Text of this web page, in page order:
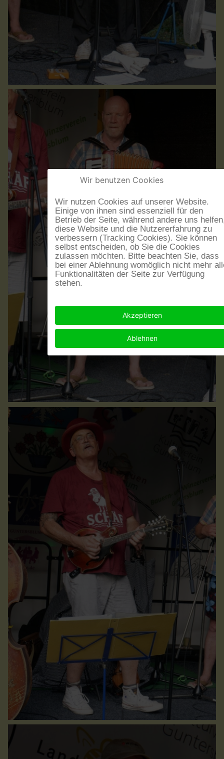
Wir benutzen Cookies
Wir nutzen Cookies auf unserer Website.
Einige von ihnen sind essenziell für den
Betrieb der Seite, während andere uns
diese Website und die Nutzererfahrung zu
verbessern (Tracking Cookies). Sie können
selbst entscheiden, ob Sie die Cookies
zulassen möchten. Bitte beachten Sie, dass
bei einer Ablehnung womöglich nicht mehr
Funktionalitäten der Seite zur Verfügung
stehen.
Akzeptieren
Ablehnen